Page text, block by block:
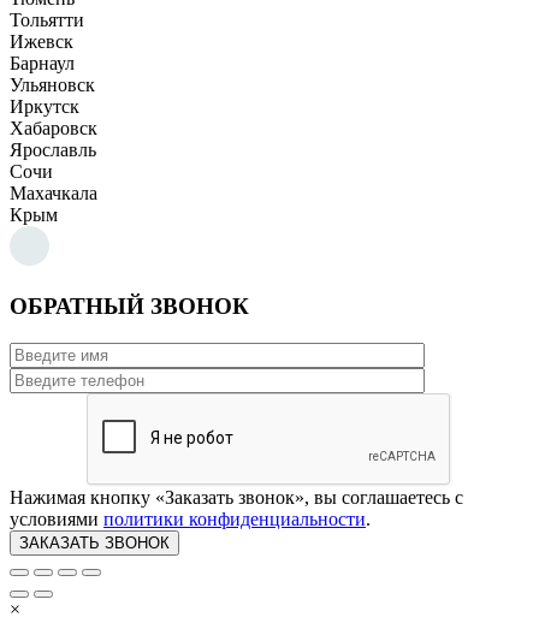
Тольятти
Ижевск
Барнаул
Ульяновск
Иркутск
Хабаровск
Ярославль
Сочи
Махачкала
Крым
ОБРАТНЫЙ ЗВОНОК
Нажимая кнопку «Заказать звонок», вы соглашаетесь с
условиями политики конфиденциальности.
×